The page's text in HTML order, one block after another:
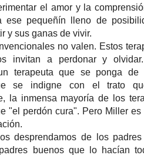
el amor y la
ese pequeñín lleno de
y sus ganas de vivir.
no valen. Estos
invitan a perdonar y
terapeuta que se ponga
se indigne con el trato
la inmensa mayoría de los
"el perdón cura". Pero Miller
desprendamos de los
buenos que lo hacían